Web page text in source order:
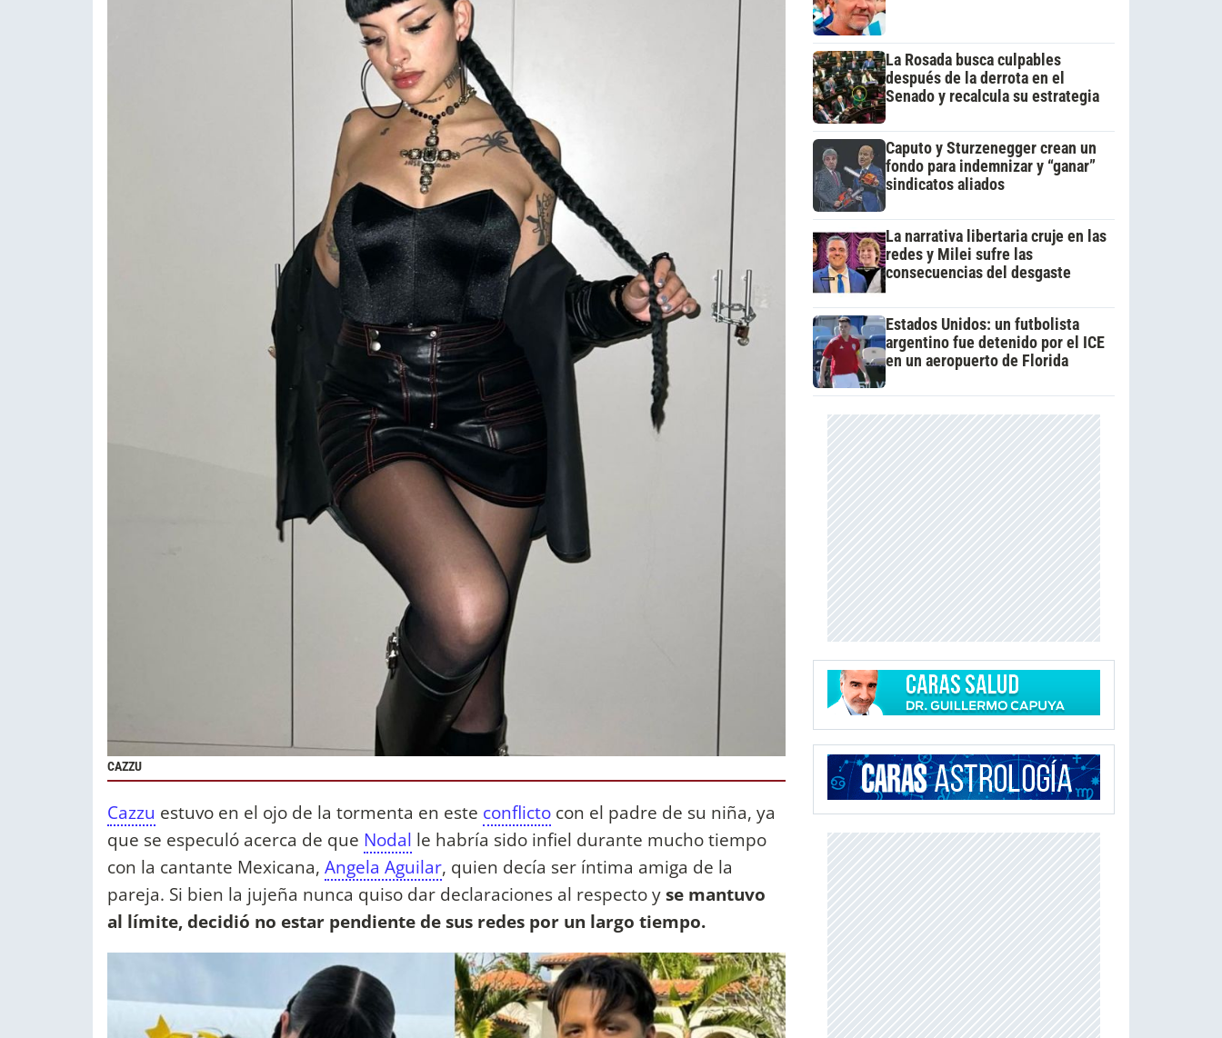
CAZZU
Cazzu estuvo en el ojo de la tormenta en este conflicto con el padre de su niña, ya
que se especuló acerca de que Nodal le habría sido infiel durante mucho tiempo
con la cantante Mexicana, Angela Aguilar, quien decía ser íntima amiga de la
pareja. Si bien la jujeña nunca quiso dar declaraciones al respecto yse mantuvo
al límite, decidió no estar pendiente de sus redes por un largo tiempo.
La Rosada busca culpables
después de la derrota en el
Senado y recalcula su estrategia
Caputo y Sturzenegger crean un
fondo para indemnizar y “ganar”
sindicatos aliados
La narrativa libertaria cruje en las
redes y Milei sufre las
consecuencias del desgaste
Estados Unidos: un futbolista
argentino fue detenido por el ICE
en un aeropuerto de Florida